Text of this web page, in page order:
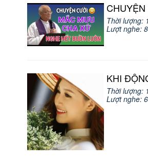
Thời lượng:
Lượt nghe:
KHI
Thời lượng:
Lượt nghe: